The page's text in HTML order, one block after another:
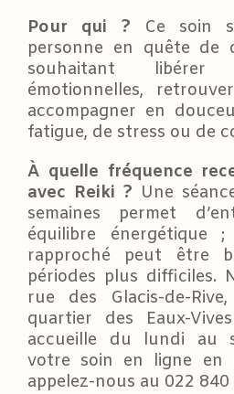
Pour qui ? Ce soin
personne en quête de
souhaitant
émotionnelles,
accompagner en
fatigue, de stress ou de
À quelle fréquence
avec Reiki ? Une
semaines permet
équilibre énergétique
rapproché peut être
périodes plus difficiles.
rue des Glacis-de-
quartier des Eaux-
accueille du lundi au
votre soin en ligne en
appelez-nous au 022 840